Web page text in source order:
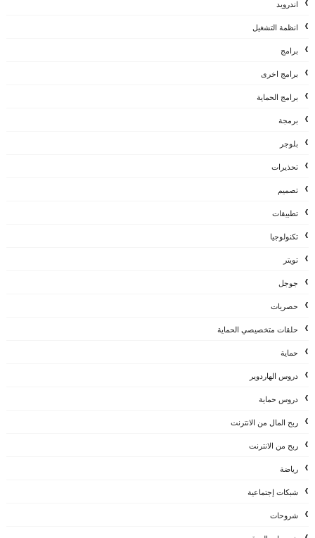
اندرويد
انظمة التشغيل
برامج
برامج اخرى
برامج الحماية
برمجة
بلوجر
تحذيرات
تصميم
تطبيقات
تكنولوجيا
تويتر
جوجل
حصريات
حلقات متخصيصي الحماية
حماية
دروس الهاردوير
دروس حماية
ربح المال من الانترنت
ربح من الانترنت
رياضة
شبكات إجتماعية
شروحات